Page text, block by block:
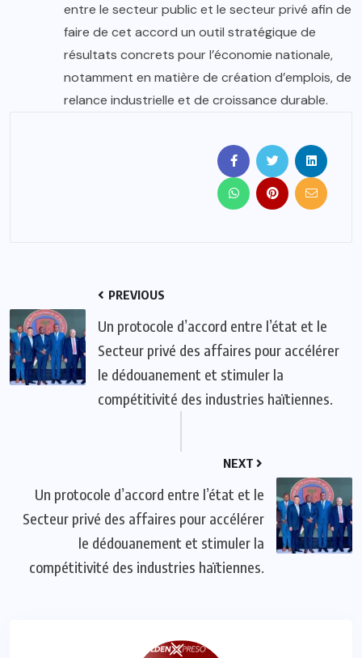
entre le secteur public et le secteur privé afin de
faire de cet accord un outil stratégique de
résultats concrets pour l’économie nationale,
notamment en matière de création d’emplois, de
relance industrielle et de croissance durable.
PREVIOUS
Un protocole d’accord entre l’état et le
Secteur privé des affaires pour accélérer
le dédouanement et stimuler la
compétitivité des industries haïtiennes.
NEXT
Un protocole d’accord entre l’état et le
Secteur privé des affaires pour accélérer
le dédouanement et stimuler la
compétitivité des industries haïtiennes.